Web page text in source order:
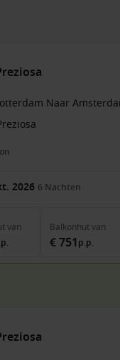
Naar
2026 6 Nachten
van Balkonhutvan
€ 751 p.p.